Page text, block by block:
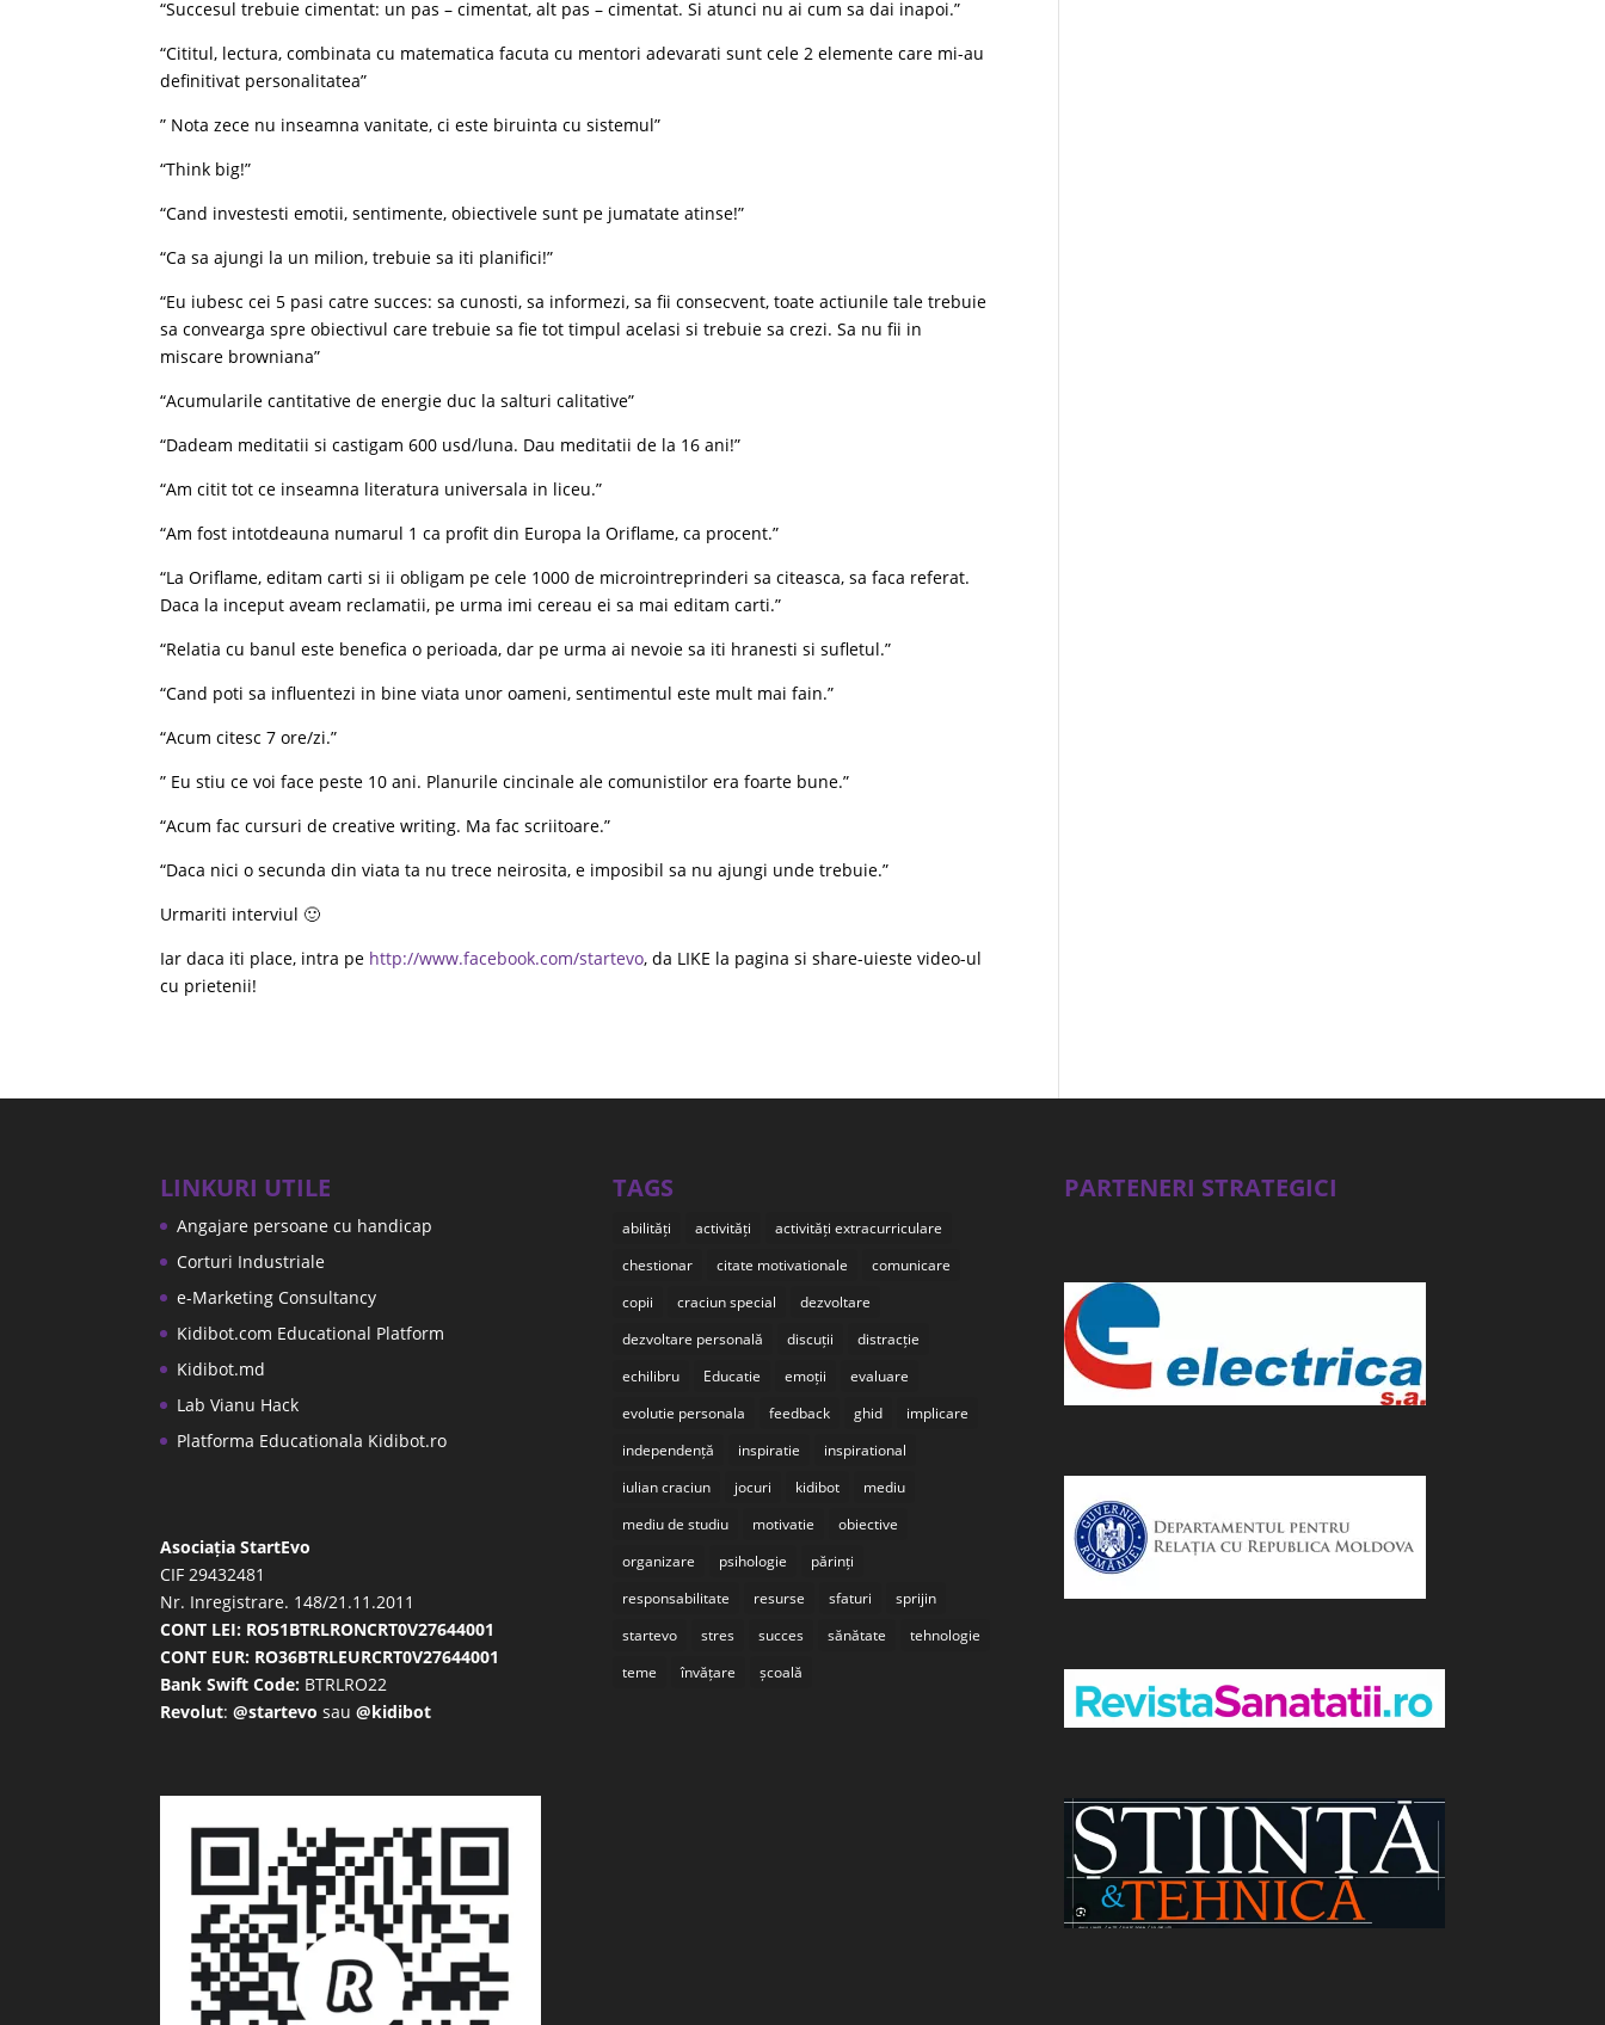
“Succesul trebuie cimentat: un pas – cimentat, alt pas – cimentat. Si atunci nu ai cum sa dai inapoi.”
“Cititul, lectura, combinata cu matematica facuta cu mentori adevarati sunt cele 2 elemente care mi-au
definitivat personalitatea”
” Nota zece nu inseamna vanitate, ci este biruinta cu sistemul”
“Think big!”
“Cand investesti emotii, sentimente, obiectivele sunt pe jumatate atinse!”
“Ca sa ajungi la un milion, trebuie sa iti planifici!”
“Eu iubesc cei 5 pasi catre succes: sa cunosti, sa informezi, sa fii consecvent, toate actiunile tale trebuie
sa convearga spre obiectivul care trebuie sa fie tot timpul acelasi si trebuie sa crezi. Sa nu fii in
miscare browniana”
“Acumularile cantitative de energie duc la salturi calitative”
“Dadeam meditatii si castigam 600 usd/luna. Dau meditatii de la 16 ani!”
“Am citit tot ce inseamna literatura universala in liceu.”
“Am fost intotdeauna numarul 1 ca profit din Europa la Oriflame, ca procent.”
“La Oriflame, editam carti si ii obligam pe cele 1000 de microintreprinderi sa citeasca, sa faca referat.
Daca la inceput aveam reclamatii, pe urma imi cereau ei sa mai editam carti.”
“Relatia cu banul este benefica o perioada, dar pe urma ai nevoie sa iti hranesti si sufletul.”
“Cand poti sa influentezi in bine viata unor oameni, sentimentul este mult mai fain.”
“Acum citesc 7 ore/zi.”
” Eu stiu ce voi face peste 10 ani. Planurile cincinale ale comunistilor era foarte bune.”
“Acum fac cursuri de creative writing. Ma fac scriitoare.”
“Daca nici o secunda din viata ta nu trece neirosita, e imposibil sa nu ajungi unde trebuie.”
Urmariti interviul 🙂
Iar daca iti place, intra pe http://www.facebook.com/startevo, da LIKE la pagina si share-uieste video-ul
cu prietenii!
LINKURI UTILE
Angajare persoane cu handicap
Corturi Industriale
e-Marketing Consultancy
Kidibot.com Educational Platform
Kidibot.md
Lab Vianu Hack
Platforma Educationala Kidibot.ro
Asociația StartEvo
CIF 29432481
Nr. Inregistrare. 148/21.11.2011
CONT LEI: RO51BTRLRONCRT0V27644001
CONT EUR: RO36BTRLEURCRT0V27644001
Bank Swift Code: BTRLRO22
Revolut:@startevo sau@kidibot
TAGS
abilități activități
activități extracurriculare
chestionar
citate motivationale
comunicare
copii
craciun special
dezvoltare
dezvoltare personală
discuții
distracție
echilibru
Educatie emoții
evaluare
evolutie personala
feedback ghid
implicare
independență
inspiratie
inspirational
iulian craciun
jocuri kidibot
mediu
mediu de studiu
motivatie
obiective
organizare
psihologie
părinți
responsabilitate
resurse sfaturi
sprijin
startevo
stres succes sănătate
tehnologie
teme
învățare școală
PARTENERI STRATEGICI